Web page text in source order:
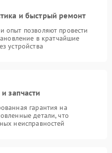
и быстрый ремонт
опыт позволяют провести
в кратчайшие
устройства
запчасти
гарантия на
детали, что
неисправностей